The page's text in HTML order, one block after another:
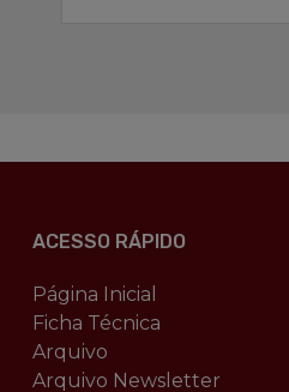
ACESSO RÁPIDO
Página Inicial
Ficha Técnica
Arquivo
Arquivo Newsletter